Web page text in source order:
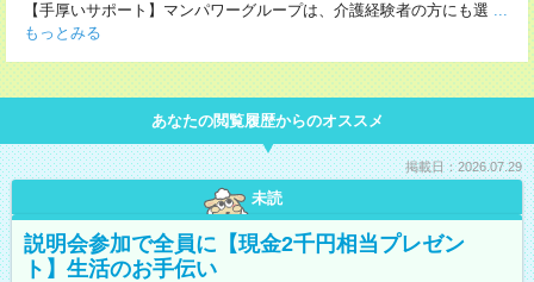
【手厚いサポート】マンパワーグループは、介護経験者の方にも選 ...
もっとみる
あなたの閲覧履歴からのオススメ
掲載日：2026.07.29
未読
説明会参加で全員に【現金2千円相当プレゼン
ト】生活のお手伝い